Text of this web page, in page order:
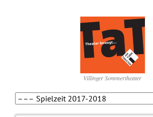
Villinger Sommertheater